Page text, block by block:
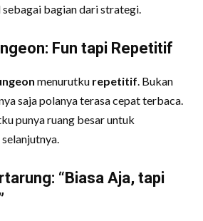
sebagai bagian dari strategi.
Fun tapi Repetitif
menurutku repetitif. Bukan
saja polanya terasa cepat terbaca.
punya ruang besar untuk
“Biasa Aja, tapi